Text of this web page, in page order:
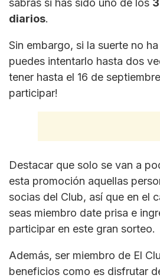
sabrás si has sido uno de los
diarios.
Sin embargo, si la suerte no
puedes intentarlo hasta dos
tener hasta el 16 de
participar!
Destacar que solo se van a
esta promoción aquellas
socias del Club, así que en el
seas miembro date prisa e
participar en este gran sorteo.
Además, ser miembro de El
beneficios como es disfrutar